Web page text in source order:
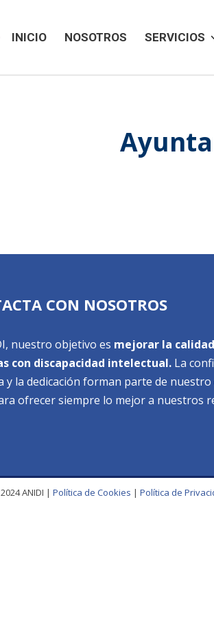
INICIO NOSOTROS SERVICIOS
CON NOSOTROS
nuestro objetivo es mejorar la
con discapacidad intelectual. La
y la dedicación forman parte de
ofrecer siempre lo mejor a nuestros
ANIDI |Política de Cookies |Política de